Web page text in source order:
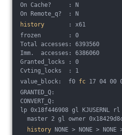
On Cache?     : N
On Remote_q?  : N
history : x61
frozen        : 0
Total accesses: 6393560
Imm.  accesses: 6386060
Granted_locks : 0
Cvting_locks  : 1
value_block:  f0 fc 17 04 00
GRANTED_Q:
CONVERT_Q:
lp 0x18f446908 gl KJUSERNL
master 2 gl owner
history NONE > NONE > NONE